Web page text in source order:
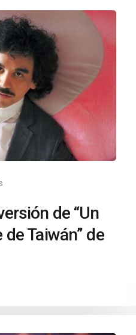
de “Un
Taiwán” de